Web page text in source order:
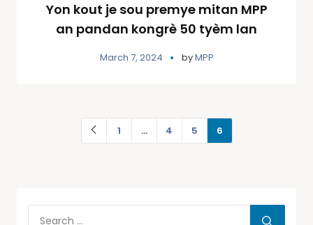
Yon kout je sou premye mitan MPP
an pandan kongrè 50 tyèm lan
March 7, 2024 byMPP
1 … 4 5 6